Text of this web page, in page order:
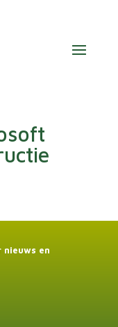
nieuws en